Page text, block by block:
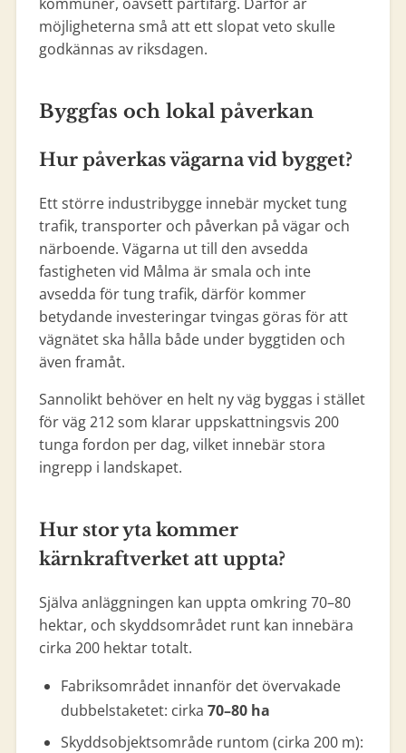
möjligheterna små att ett slopat veto skulle
godkännas av riksdagen.
Byggfas och lokal påverkan
Hur påverkas vägarna vid bygget?
Ett större industribygge innebär mycket tung
trafik, transporter och påverkan på vägar och
närboende. Vägarna ut till den avsedda
fastigheten vid Målma är smala och inte
avsedda för tung trafik, därför kommer
betydande investeringar tvingas göras för att
vägnätet ska hålla både under byggtiden och
även framåt.
Sannolikt behöver en helt ny väg byggas i stället
för väg 212 som klarar uppskattningsvis 200
tunga fordon per dag, vilket innebär stora
ingrepp i landskapet.
Hur stor yta kommer
kärnkraftverket att uppta?
Själva anläggningen kan uppta omkring 70–80
hektar, och skyddsområdet runt kan innebära
cirka 200 hektar totalt.
Fabriksområdet innanför det övervakade
dubbelstaketet: cirka 70–80 ha
Skyddsobjektsområde runtom (cirka 200 m):